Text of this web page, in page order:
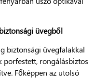
üvegből
biztonsági üvegfalakkal
porfestett, rongálásbiztos
Főképpen az utolsó